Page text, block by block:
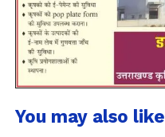
You may also